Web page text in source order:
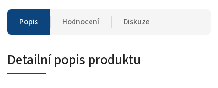
Popis Hodnocení Diskuze
Detailní popis produktu